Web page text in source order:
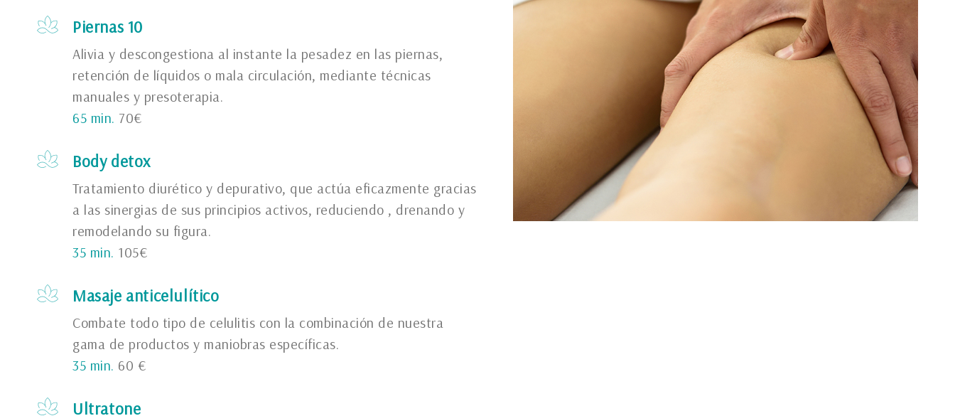
Piernas 10
Alivia y descongestiona al instante la pesadez en las piernas,
retención de líquidos o mala circulación, mediante técnicas
manuales y presoterapia.
65 min. 70€
Body detox
Tratamiento diurético y depurativo, que actúa eficazmente gracias
a las sinergias de sus principios activos, reduciendo , drenando y
remodelando su figura.
35 min. 105€
Masaje anticelulítico
Combate todo tipo de celulitis con la combinación de nuestra
gama de productos y maniobras específicas.
35 min. 60 €
Ultratone